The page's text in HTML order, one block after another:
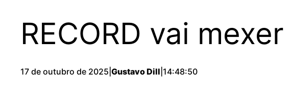
RECORD vai
17 de outubro de 2025 Gustavo Dill 14:48:50